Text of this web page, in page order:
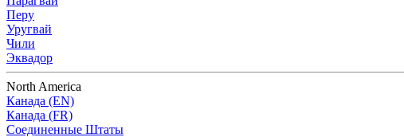
Перу
Уругвай
Чили
Эквадор
North America
Канада (EN)
Канада (FR)
Соединенные Штаты